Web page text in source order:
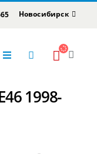
Новосибирск
1998-